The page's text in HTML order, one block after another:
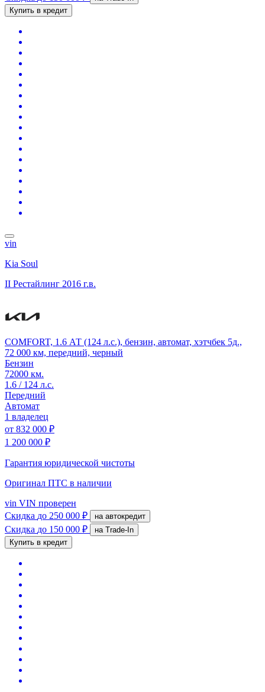
Купить в кредит
vin
Kia Soul
II Рестайлинг 2016 г.в.
COMFORT, 1.6 АТ (124 л.с.), бензин, автомат, хэтчбек 5д.,
72 000 км, передний, черный
Бензин
72000 км.
1.6 / 124 л.с.
Передний
Автомат
1 владелец
от 832 000 ₽
1 200 000 ₽
Гарантия юридической чистоты
Оригинал ПТС в наличии
vin VIN проверен
Скидка до 250 000 ₽ на автокредит
Скидка до 150 000 ₽
на Trade-In
Купить в кредит